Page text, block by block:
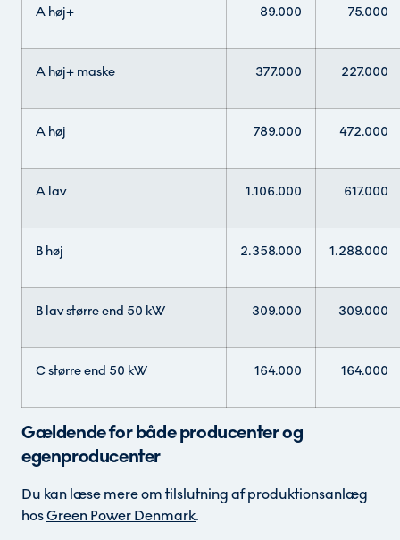
A høj+ 89.000 75.000
A høj+ maske 377.000 227.000
A høj 789.000 472.000
A lav 1.106.000 617.000
B høj 2.358.000 1.288.000
B lav større end 50 kW 309.000 309.000
C større end 50 kW 164.000 164.000
Gældende for både producenter og
egenproducenter
Du kan læse mere om tilslutning af produktionsanlæg
hosGreen Power Denmark.